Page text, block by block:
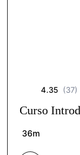
4.35 (37)
Curso
36m